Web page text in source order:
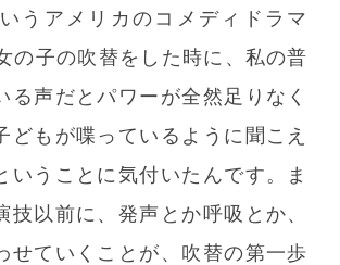
いうアメリカのコメディドラマ
の子の吹替をした時に、私の普
る声だとパワーが全然足りなく
どもが喋っているように聞こえ
いうことに気付いたんです。ま
技以前に、発声とか呼吸とか、
せていくことが、吹替の第一歩